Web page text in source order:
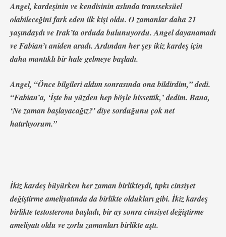
Angel, kardeşinin ve kendisinin aslında transseksüel
olabileceğini fark eden ilk kişi oldu. O zamanlar daha 21
yaşındaydı ve Irak’ta orduda bulunuyordu. Angel dayanamadı
ve Fabian’ı aniden aradı. Ardından her şey ikiz kardeş için
daha mantıklı bir hale gelmeye başladı.
Angel, “Önce bilgileri aldım sonrasında ona bildirdim,” dedi.
“Fabian’a, ‘İşte bu yüzden hep böyle hissettik,’ dedim. Bana,
‘Ne zaman başlayacağız?’ diye sorduğunu çok net
hatırlıyorum.”
İkiz kardeş büyürken her zaman birlikteydi, tıpkı cinsiyet
değiştirme ameliyatında da birlikte oldukları gibi. İkiz kardeş
birlikte testosterona başladı, bir ay sonra cinsiyet değiştirme
ameliyatı oldu ve zorlu zamanları birlikte aştı.